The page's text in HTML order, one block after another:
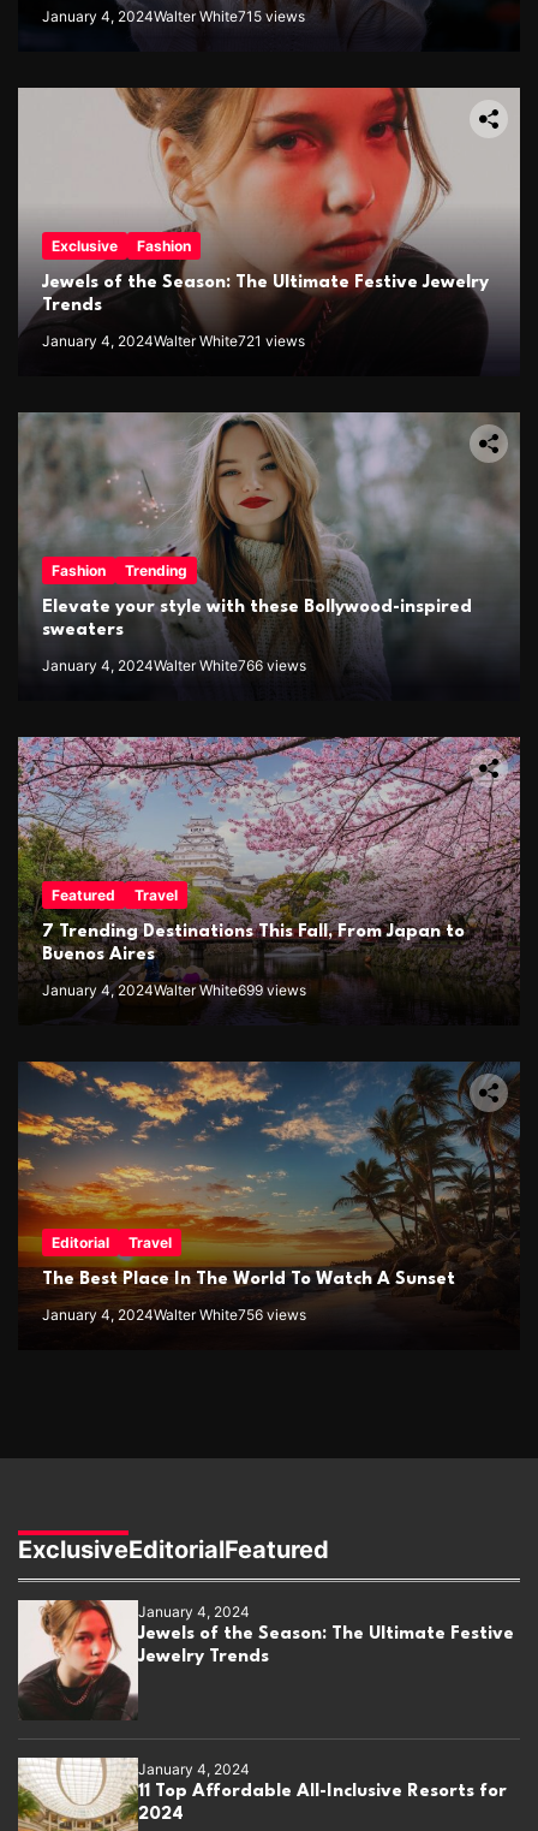
January 4, 2024Walter White715 views
Exclusive Fashion
Jewels of the Season: The Ultimate Festive Jewelry
Trends
January 4, 2024Walter White721 views
Fashion Trending
Elevate your style with these Bollywood-inspired
sweaters
January 4, 2024Walter White766 views
Featured Travel
7 Trending Destinations This Fall, From Japan to
Buenos Aires
January 4, 2024Walter White699 views
Editorial Travel
The Best Place In The World To Watch A Sunset
January 4, 2024Walter White756 views
ExclusiveEditorialFeatured
January 4, 2024
Jewels of the Season: The Ultimate Festive
Jewelry Trends
January 4, 2024
11 Top Affordable All-Inclusive Resorts for
2024